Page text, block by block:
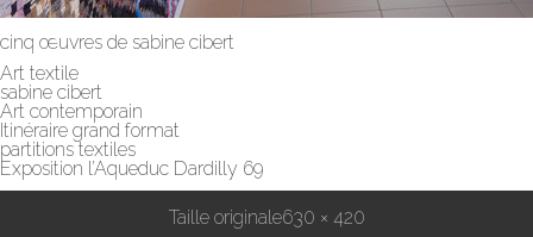
cinq œuvres de sabine cibert
Art textile
sabine cibert
Art contemporain
Itinéraire grand format
partitions textiles
Exposition l’Aqueduc Dardilly 69
Taille originale630 × 420